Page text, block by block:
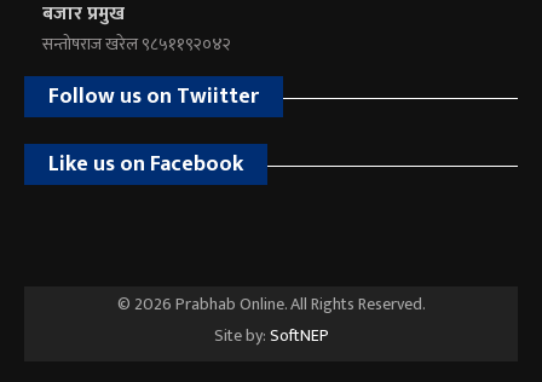
बजार प्रमुख
सन्तोषराज खरेल ९८५११९२०४२
Follow us on Twiitter
Like us on Facebook
© 2026 Prabhab Online. All Rights Reserved.
Site by:SoftNEP